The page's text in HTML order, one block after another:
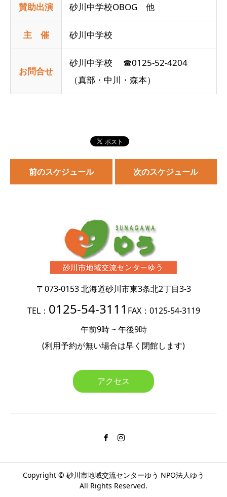
賛助出演 砂川中学校OBOG 他
主 催 砂川中学校
お問合せ
砂川中学校 ☎0125-52-4204
（真部・中川・森本）
前のスケジュール 次のスケジュール
〒073-0153北海道砂川市東3条北2丁目3-3
TEL： 0125-54-3111 FAX：0125-54-3119
午前9時 ~ 午後9時
(利用予約が無い場合は早く閉館します)
アクセス
Copyright © 砂川市地域交流センターゆう NPO法人ゆう
All Rights Reserved.